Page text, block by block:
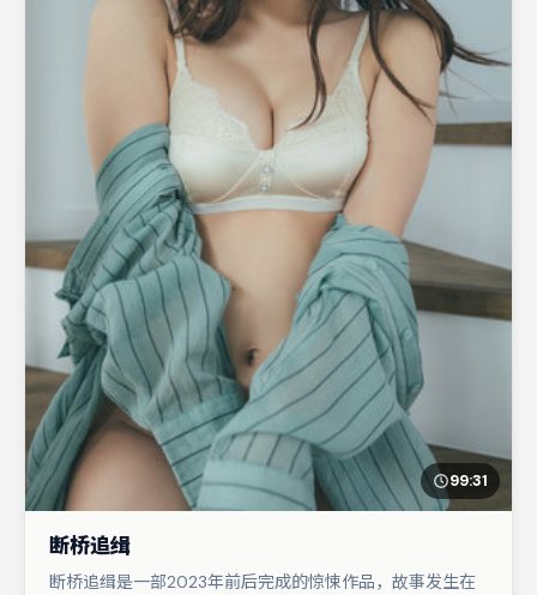
99:31
断桥追缉
断桥追缉是一部2023年前后完成的惊悚作品，故事发生在